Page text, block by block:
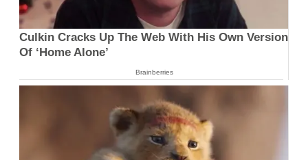
Culkin Cracks Up The Web With His Own Version
Of ‘Home Alone’
Brainberries